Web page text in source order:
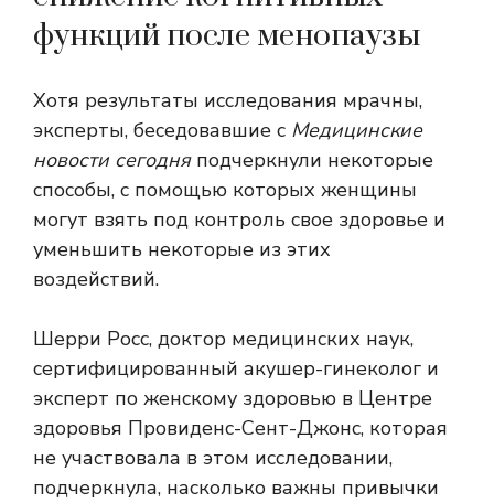
функций после менопаузы
Хотя результаты исследования мрачны,
эксперты, беседовавшие с Медицинские
новости сегодняподчеркнули некоторые
способы, с помощью которых женщины
могут взять под контроль свое здоровье и
уменьшить некоторые из этих
воздействий.
Шерри Росс, доктор медицинских наук,
сертифицированный акушер-гинеколог и
эксперт по женскому здоровью в Центре
здоровья Провиденс-Сент-Джонс, которая
не участвовала в этом исследовании,
подчеркнула, насколько важны привычки